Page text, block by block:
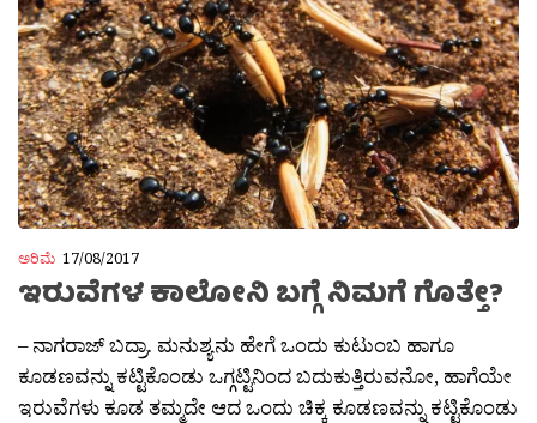
ಅರಿಮೆ 17/08/2017
ಇರುವೆಗಳ ಕಾಲೋನಿ ಬಗ್ಗೆ ನಿಮಗೆ ಗೊತ್ತೇ?
– ನಾಗರಾಜ್ ಬದ್ರಾ. ಮನುಶ್ಯನು ಹೇಗೆ ಒಂದು ಕುಟುಂಬ ಹಾಗೂ
ಕೂಡಣವನ್ನು ಕಟ್ಟಿಕೊಂಡು ಒಗ್ಗಟ್ಟಿನಿಂದ ಬದುಕುತ್ತಿರುವನೋ, ಹಾಗೆಯೇ
ಇರುವೆಗಳು ಕೂಡ ತಮ್ಮದೇ ಆದ ಒಂದು ಚಿಕ್ಕ ಕೂಡಣವನ್ನು ಕಟ್ಟಿಕೊಂಡು